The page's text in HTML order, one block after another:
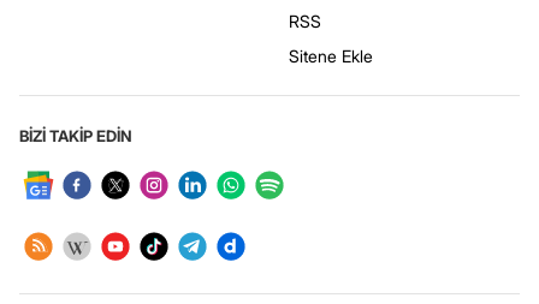
RSS
Sitene Ekle
BİZİ TAKİP EDİN